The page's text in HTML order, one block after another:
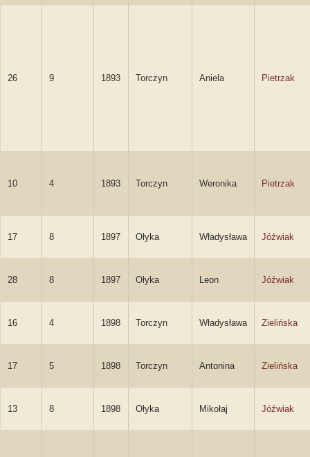
26 9 1893 Torczyn Aniela Pietrzak
10 4 1893 Torczyn Weronika Pietrzak
17 8 1897 Ołyka Władysława Jóźwiak
28 8 1897 Ołyka Leon Jóźwiak
16 4 1898 Torczyn Władysława Zielińska
17 5 1898 Torczyn Antonina Zielińska
13 8 1898 Ołyka Mikołaj Jóźwiak